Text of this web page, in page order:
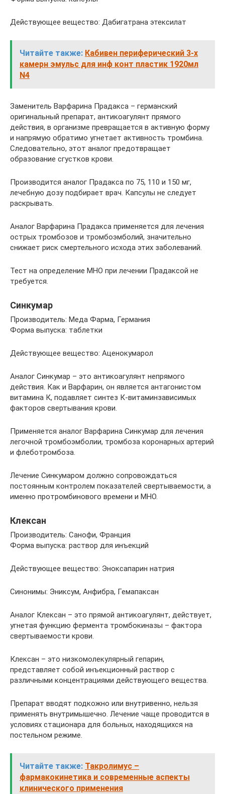
Действующее вещество: Дабигатрана этексилат
Читайте также: Кабивен периферический 3-х
камерн эмульс для инф конт пластик 1920мл
N4
Заменитель Варфарина Прадакса – германский
оригинальный препарат, антикоагулянт прямого
действия, в организме превращается в активную форму
и напрямую обратимо угнетает активность тромбина.
Следовательно, этот аналог предотвращает
образование сгустков крови.
Производится аналог Прадакса по 75, 110 и 150 мг,
лечебную дозу подбирает врач. Капсулы не следует
раскрывать.
Аналог Варфарина Прадакса применяется для лечения
острых тромбозов и тромбоэмболий, значительно
снижает риск смертельного исхода этих заболеваний.
Тест на определение МНО при лечении Прадаксой не
требуется.
Синкумар
Производитель: Меда Фарма, Германия
Форма выпуска: таблетки
Действующее вещество: Аценокумарол
Аналог Синкумар – это антикоагулянт непрямого
действия. Как и Варфарин, он является антагонистом
витамина К, подавляет синтез К-витаминзависимых
факторов свертывания крови.
Применяется аналог Варфарина Синкумар для лечения
легочной тромбоэмболии, тромбоза коронарных артерий
и флеботромбоза.
Лечение Синкумаром должно сопровождаться
постоянным контролем показателей свертываемости, а
именно протромбинового времени и МНО.
Клексан
Производитель: Санофи, Франция
Форма выпуска: раствор для инъекций
Действующее вещество: Эноксапарин натрия
Синонимы: Эниксум, Анфибра, Гемапаксан
Аналог Клексан – это прямой антикоагулянт, действует,
угнетая функцию фермента тромбокиназы – фактора
свертываемости крови.
Клексан – это низкомолекулярный гепарин,
представляет собой инъекционный раствор с
различными концентрациями действующего вещества.
Препарат вводят подкожно или внутривенно, нельзя
применять внутримышечно. Лечение чаще проводится в
условиях стационара для больных, находящихся на
постельном режиме.
Читайте также: Такролимус –
фармакокинетика и современные аспекты
клинического применения